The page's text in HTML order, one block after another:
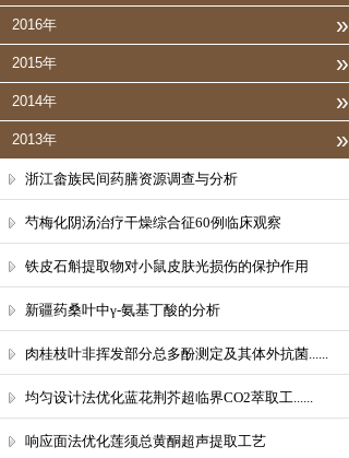
2016年 »
2015年 »
2014年 »
2013年 »
浙江畲族民间药膳资源调查与分析
芍梅化阴汤治疗干燥综合征60例临床观察
铁皮石斛提取物对小鼠皮肤光损伤的保护作用
新疆药桑叶中γ-氨基丁酸的分析
肉桂枝叶非挥发部分总多酚测定及其体外抗菌......
均匀设计法优化蓝花荆芥超临界CO2萃取工......
响应面法优化莲须总黄酮超声提取工艺